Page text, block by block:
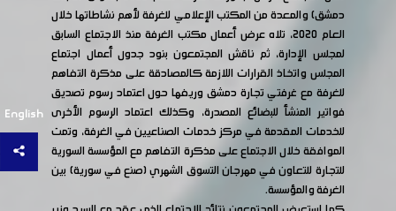
English
دمشق) والمعدة من المكتب الإعلامي للغرفة لأهم نشاطاتها خلال
العام 2020، تلاه عرض أعمال مكتب الغرفة منذ الاجتماع السابق
لمجلس الإدارة، ثم ناقش المجتمعون بنود جدول أعمال اجتماع
المجلس واتخاذ القرارات اللازمة كالمصادقة على مذكرة التفاهم
للغرفة مع غرفتي تجارة دمشق وريفها حول اعتماد رسوم تصديق
فواتير المنشأ للبضائع المصدرة، وكذلك اعتماد الرسوم الأخرى
للخدمات المقدمة في مركز خدمات الصناعيين في الغرفة، وتمت
الموافقة خلال الاجتماع على مذكرة التفاهم مع المؤسسة السورية
للتجارة للتعاون في مهرجان التسوق الشهري (صنع في سورية) بين
الغرفة والمؤسسة.